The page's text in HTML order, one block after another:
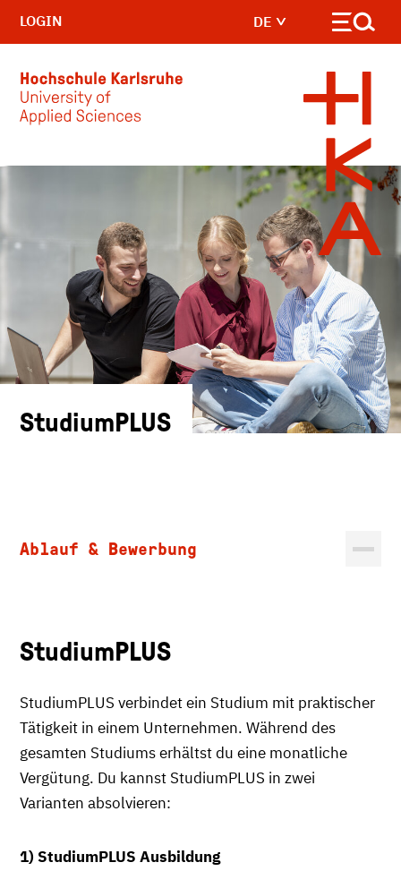
DE
LOGIN
StudiumPLUS
Ablauf & Bewerbung
StudiumPLUS
StudiumPLUS verbindet ein Studium mit praktischer
Tätigkeit in einem Unternehmen. Während des
gesamten Studiums erhältst du eine monatliche
Vergütung. Du kannst StudiumPLUS in zwei
Varianten absolvieren:
1) StudiumPLUS Ausbildung